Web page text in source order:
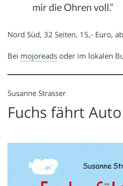
mir die Ohren voll.“
Nord Süd, 32 Seiten, 15,- Euro,
Bei mojoreads oder im lokalen
Susanne Strasser
Fuchs fährt Auto